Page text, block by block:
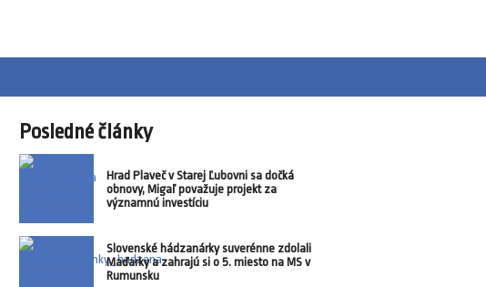
Posledné články
Hrad Plaveč v Starej Ľubovni sa dočká
obnovy, Migaľ považuje projekt za
významnú investíciu
Slovenské hádzanárky suverénne zdolali
Maďarky a zahrajú si o 5. miesto na MS v
Rumunsku